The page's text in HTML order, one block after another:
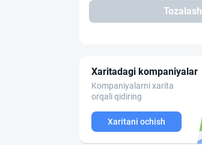
Tozalash
Xaritadagi kompaniyalar
Kompaniyalarni xarita
orqali qidiring
Xaritani ochish